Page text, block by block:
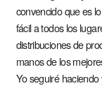
convencido que es
fácil a todos los
distribuciones de
manos de los
Yo seguiré